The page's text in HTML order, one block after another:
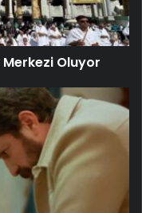
Oluyor